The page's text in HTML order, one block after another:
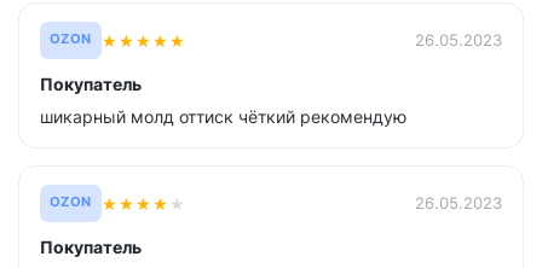
OZON ★★★★★ 26.05.2023
Покупатель
шикарный молд оттиск чёткий рекомендую
OZON ★★★★ ★ 26.05.2023
Покупатель